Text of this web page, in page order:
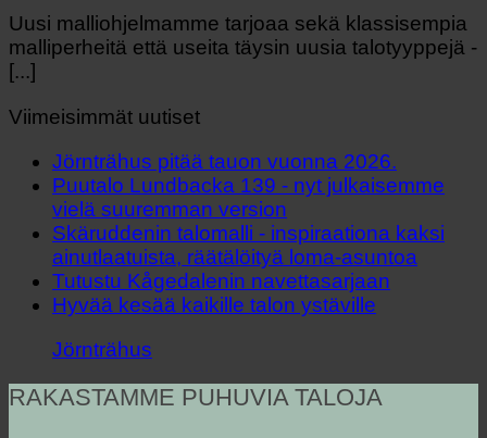
Uusi malliohjelmamme tarjoaa sekä klassisempia
malliperheitä että useita täysin uusia talotyyppejä -
[...]
Viimeisimmät uutiset
Jörnträhus pitää tauon vuonna 2026.
Puutalo Lundbacka 139 - nyt julkaisemme
vielä suuremman version
Skäruddenin talomalli - inspiraationa kaksi
ainutlaatuista, räätälöityä loma-asuntoa
Tutustu Kågedalenin navettasarjaan
Hyvää kesää kaikille talon ystäville
Jörnträhus
RAKASTAMME PUHUVIA TALOJA